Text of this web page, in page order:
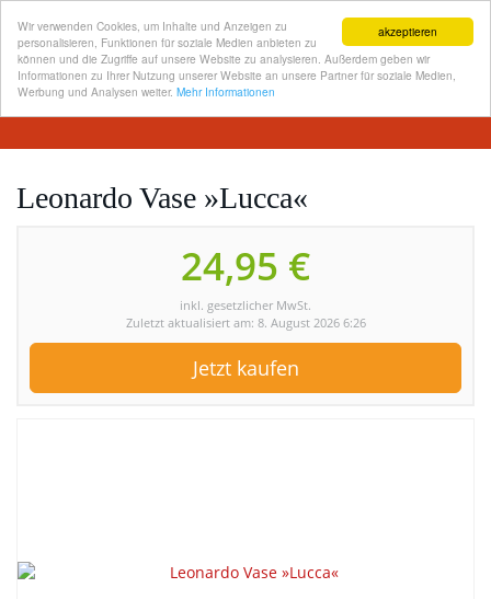
akzeptieren
Wir verwenden Cookies, um Inhalte und Anzeigen zu
personalisieren, Funktionen für soziale Medien anbieten zu
können und die Zugriffe auf unsere Website zu analysieren. Außerdem geben wir
Informationen zu Ihrer Nutzung unserer Website an unsere Partner für soziale Medien,
Werbung und Analysen weiter. Mehr Informationen
Skip
content
Leonardo Vase »Lucca«
24,95 €
inkl. gesetzlicher MwSt.
Zuletzt aktualisiert am: 8. August 2026 6:26
Jetzt kaufen